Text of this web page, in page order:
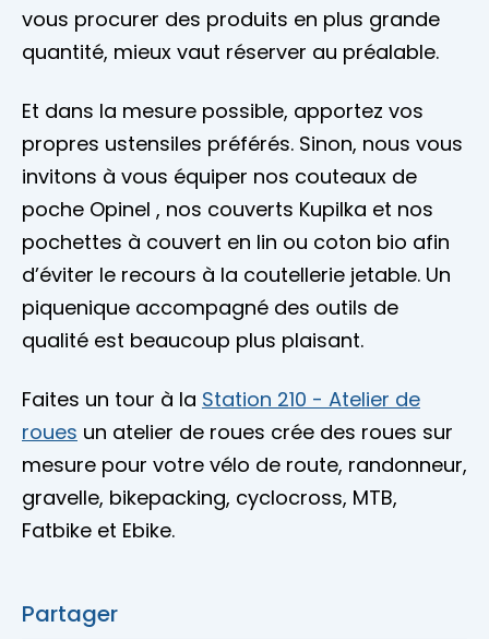
vous procurer des produits en plus grande
quantité, mieux vaut réserver au préalable.
Et dans la mesure possible, apportez vos
propres ustensiles préférés. Sinon, nous vous
invitons à vous équiper nos couteaux de
poche Opinel , nos couverts Kupilka et nos
pochettes à couvert en lin ou coton bio afin
d’éviter le recours à la coutellerie jetable. Un
piquenique accompagné des outils de
qualité est beaucoup plus plaisant.
Faites un tour à la Station 210 - Atelier de
roues un atelier de roues crée des roues sur
mesure pour votre vélo de route, randonneur,
gravelle, bikepacking, cyclocross, MTB,
Fatbike et Ebike.
Partager